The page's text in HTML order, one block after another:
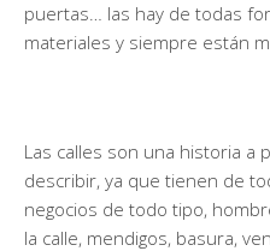
puertas… las hay de todas
materiales y siempre están
Las calles son una historia a
describir, ya que tienen de
negocios de todo tipo,
la calle, mendigos, basura,